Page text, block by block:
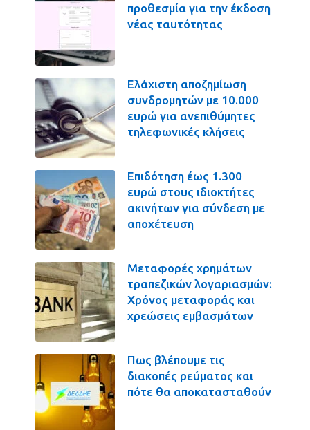
προθεσμία για την έκδοση
νέας ταυτότητας
Ελάχιστη αποζημίωση
συνδρομητών με 10.000
ευρώ για ανεπιθύμητες
τηλεφωνικές κλήσεις
Επιδότηση έως 1.300
ευρώ στους ιδιοκτήτες
ακινήτων για σύνδεση με
αποχέτευση
Μεταφορές χρημάτων
τραπεζικών λογαριασμών:
Χρόνος μεταφοράς και
χρεώσεις εμβασμάτων
Πως βλέπουμε τις
διακοπές ρεύματος και
πότε θα αποκατασταθούν